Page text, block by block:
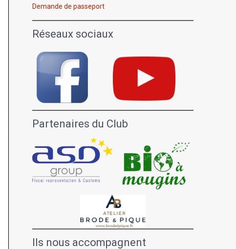
Demande de passeport
Réseaux sociaux
Partenaires du Club
Ils nous accompagnent